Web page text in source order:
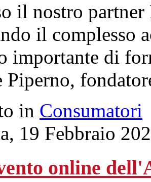
il nostro
il complesso
importante di
Piperno,
in Consumatori
19 Febbraio
online